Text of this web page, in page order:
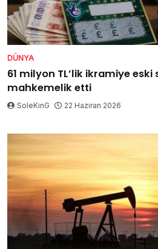
DÜNYA
61 milyon TL’lik ikramiye eski
mahkemelik etti
SoleKinG 22 Haziran 2026